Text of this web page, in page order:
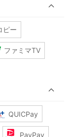
ピー
ファミマTV
QUICPay
PayPay